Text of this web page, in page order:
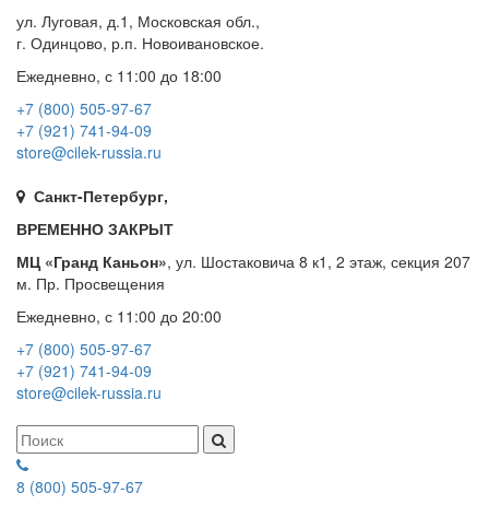
ул. Луговая, д.1, Московская обл.,
г. Одинцово, р.п. Новоивановское.
Ежедневно, с 11:00 до 18:00
+7 (800) 505-97-67
+7 (921) 741-94-09
store@cilek-russia.ru
Санкт-Петербург,
ВРЕМЕННО ЗАКРЫТ
МЦ «Гранд Каньон», ул. Шостаковича 8 к1, 2 этаж, секция 207
м. Пр. Просвещения
Ежедневно, с 11:00 до 20:00
+7 (800) 505-97-67
+7 (921) 741-94-09
store@cilek-russia.ru
8 (800) 505-97-67